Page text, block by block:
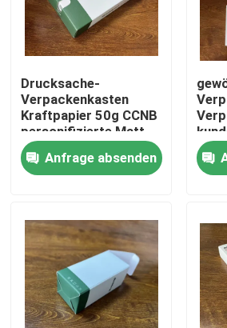
Nach Hause
Kontakte
Produkte
Drucksache-
Verpackenkasten
Kraftpapier 50g CCNB
personifizierte Matt
Lamination 13cm
Anfrage absenden